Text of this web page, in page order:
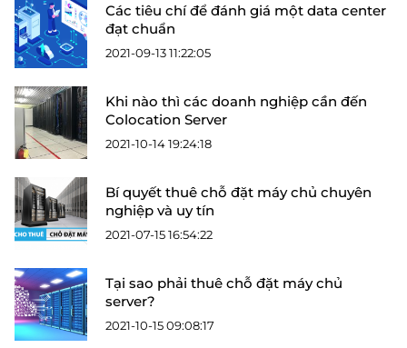
Các tiêu chí để đánh giá một data center
đạt chuẩn
2021-09-13 11:22:05
Khi nào thì các doanh nghiệp cần đến
Colocation Server
2021-10-14 19:24:18
Bí quyết thuê chỗ đặt máy chủ chuyên
nghiệp và uy tín
2021-07-15 16:54:22
Tại sao phải thuê chỗ đặt máy chủ
server?
2021-10-15 09:08:17